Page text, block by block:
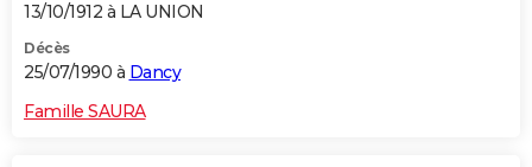
13/10/1912 à LA UNION
Décès
25/07/1990 à Dancy
Famille SAURA